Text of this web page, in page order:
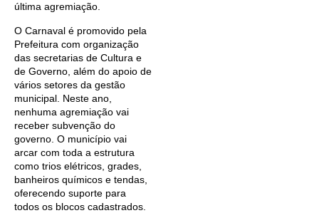
última agremiação.
O Carnaval é promovido pela
Prefeitura com organização
das secretarias de Cultura e
de Governo, além do apoio de
vários setores da gestão
municipal. Neste ano,
nenhuma agremiação vai
receber subvenção do
governo. O município vai
arcar com toda a estrutura
como trios elétricos, grades,
banheiros químicos e tendas,
oferecendo suporte para
todos os blocos cadastrados.